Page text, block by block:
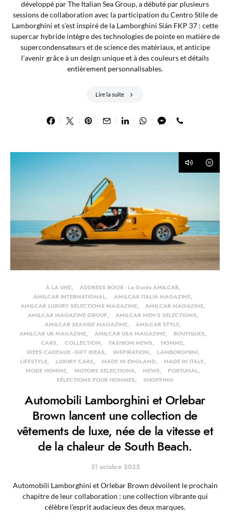
développé par The Italian Sea Group, a débuté par plusieurs
sessions de collaboration avec la participation du Centro Stile de
Lamborghini et s’est inspiré de la Lamborghini Sián FKP 37 : cette
supercar hybride intègre des technologies de pointe en matière de
supercondensateurs et de science des matériaux, et anticipe
l’avenir grâce à un design unique et à des couleurs et détails
entièrement personnalisables.
Lire la suite
À LA UNE
ADDRESS BOOK - Le Guide AMILCAR
AMILCAR INTERNATIONAL
AMILCAR ITALIA MAGAZINE
AMILCAR LUXURY SELECTIONS MAGAZINE
AMILCAR MAGAZINE
AMILCAR MAGAZINE GROUP
AMILCAR MEN'S SELECTIONS
AMILCAR SEASIDE MAGAZINE
AMILCAR STYLE
AMILCAR UK MAGAZINE
AMILCAR USA MAGAZINE
BOUTIQUES
CARS
COLLECTION FASHION NEWS
HOMME
IDÉES CADEAUX - GIFT IDEAS
INSPIRATION
LAMBORGHINI
LIFESTYLE
LUXURY CARS MADE IN ENGLAND
MADE IN ITALY
MODE HOMME
MOTORS SELECTIONS NEWS
PORTUGAL
SÉLECTIONS POUR HOMMES
SHOPPING
Automobili Lamborghini et Orlebar
Brown lancent une collection de
vêtements de luxe, née de la vitesse et
de la chaleur de South Beach.
31 octobre 2025
Automobili Lamborghini et Orlebar Brown dévoilent le prochain
chapitre de leur collaboration : une collection vibrante qui
célèbre l’esprit audacieux des deux marques.